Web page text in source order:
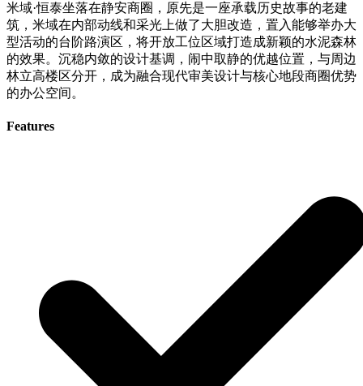
米域·恒泰坐落在静安商圈，原先是一座承载历史故事的老建
筑，米域在内部动线和采光上做了大胆改造，置入能够举办大
型活动的台阶路演区，将开放工位区域打造成新颖的水泥森林
的效果。沉稳内敛的设计基调，闹中取静的优越位置，与周边
林立高楼区分开，成为融合现代审美设计与核心地段商圈优势
的办公空间。
Features